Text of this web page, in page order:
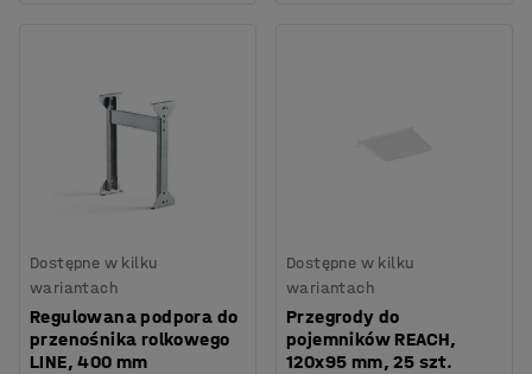
Dostępne w kilku
wariantach
Regulowana podpora do
przenośnika rolkowego
LINE, 400 mm
Dostępne w kilku
wariantach
Przegrody do
pojemników REACH,
120x95 mm, 25 szt.